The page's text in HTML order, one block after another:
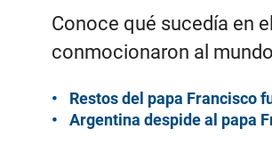
Conoce qué sucedía en
conmocionaron al
Restos del papa Francisco
Argentina despide al papa